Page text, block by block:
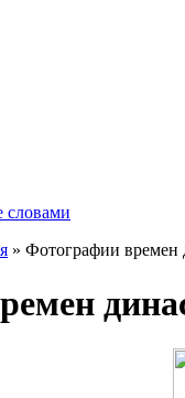
словами
» Фотографии